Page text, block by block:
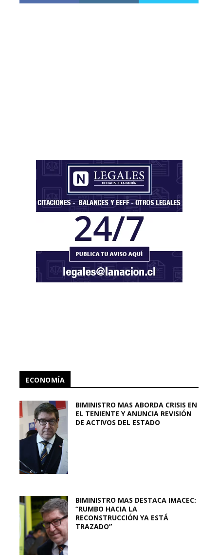
ECONOMÍA
BIMINISTRO MAS ABORDA CRISIS EN
EL TENIENTE Y ANUNCIA REVISIÓN
DE ACTIVOS DEL ESTADO
BIMINISTRO MAS DESTACA IMACEC:
“RUMBO HACIA LA
RECONSTRUCCIÓN YA ESTÁ
TRAZADO”